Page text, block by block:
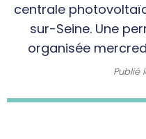
centrale
sur-Seine. Une
organisée
Publié